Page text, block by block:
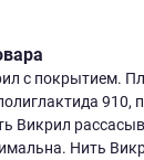
с покрытием.
910,
Викрил
Нить